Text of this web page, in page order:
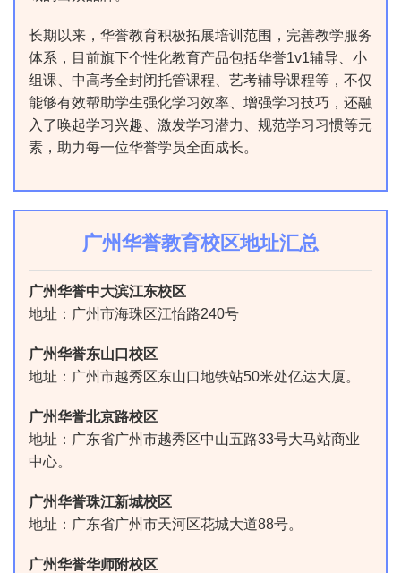
长期以来，华誉教育积极拓展培训范围，完善教学服务
体系，目前旗下个性化教育产品包括华誉1v1辅导、小
组课、中高考全封闭托管课程、艺考辅导课程等，不仅
能够有效帮助学生强化学习效率、增强学习技巧，还融
入了唤起学习兴趣、激发学习潜力、规范学习习惯等元
素，助力每一位华誉学员全面成长。
广州华誉教育校区地址汇总
广州华誉中大滨江东校区
地址：广州市海珠区江怡路240号
广州华誉东山口校区
地址：广州市越秀区东山口地铁站50米处亿达大厦。
广州华誉北京路校区
地址：广东省广州市越秀区中山五路33号大马站商业
中心。
广州华誉珠江新城校区
地址：广东省广州市天河区花城大道88号。
广州华誉华师附校区